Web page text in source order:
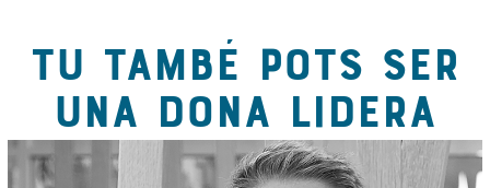
TU TAMBÉ POTS SER
UNA DONA LIDERA